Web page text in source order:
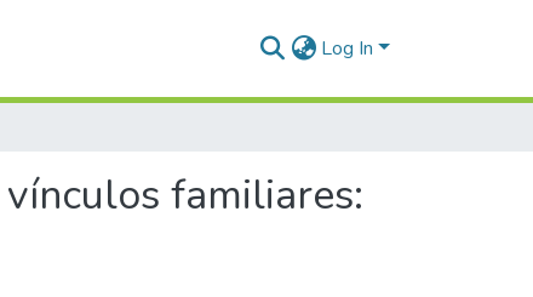
Log In
familiares: